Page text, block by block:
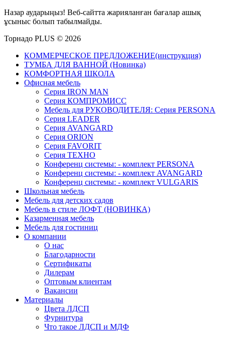
Назар аударыңыз! Веб-сайтта жарияланған бағалар ашық
ұсыныс болып табылмайды.
Торнадо PLUS © 2026
КОММЕРЧЕСКОЕ ПРЕДЛОЖЕНИЕ(инструкция)
ТУМБА ДЛЯ ВАННОЙ (Новинка)
КОМФОРТНАЯ ШКОЛА
Офисная мебель
Серия IRON MAN
Серия КОМПРОМИСС
Мебель для РУКОВОДИТЕЛЯ: Серия PERSONA
Серия LEADER
Серия AVANGARD
Серия ORION
Серия FAVORIT
Серия ТЕХНО
Конференц системы: - комплект PERSONA
Конференц системы: - комплект AVANGARD
Конференц системы: - комплект VULGARIS
Школьная мебель
Мебель для детских садов
Мебель в стиле ЛОФТ (НОВИНКА)
Казарменная мебель
Мебель для гостиниц
О компании
О нас
Благодарности
Сертификаты
Дилерам
Оптовым клиентам
Вакансии
Материалы
Цвета ЛДСП
Фурнитура
Что такое ЛДСП и МДФ